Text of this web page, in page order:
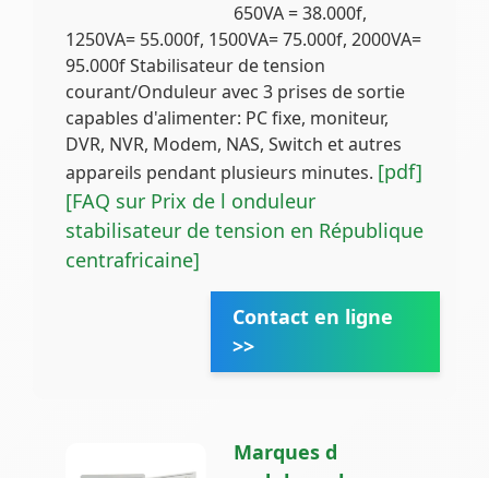
650VA = 38.000f,
1250VA= 55.000f, 1500VA= 75.000f, 2000VA=
95.000f Stabilisateur de tension
courant/Onduleur avec 3 prises de sortie
capables d'alimenter: PC fixe, moniteur,
DVR, NVR, Modem, NAS, Switch et autres
appareils pendant plusieurs minutes. [pdf]
[FAQ sur Prix de l onduleur
stabilisateur de tension en République
centrafricaine]
Contact en ligne
>>
Marques d